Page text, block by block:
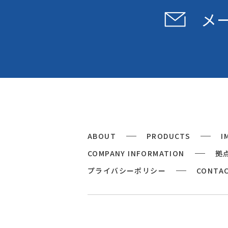
メ
ABOUT PRODUCTS
COMPANY INFORMATION
拠
プライバシーポリシー